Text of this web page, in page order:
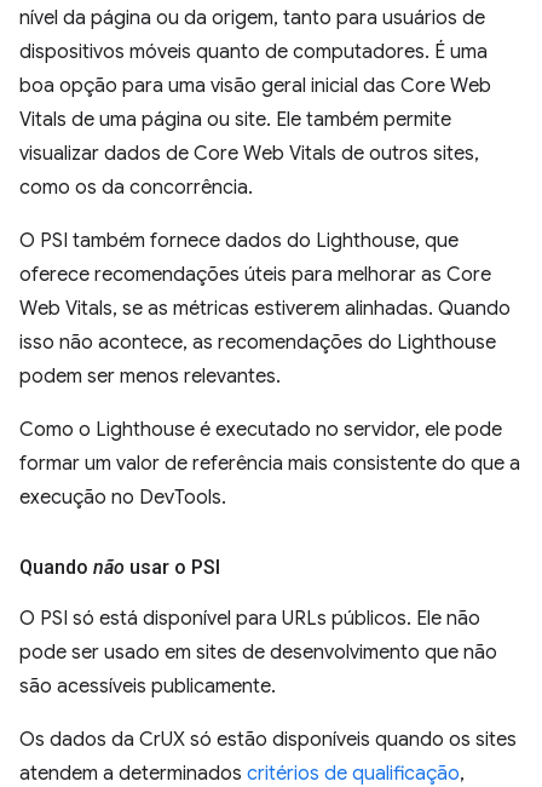
nível da página ou da origem, tanto para usuários de
dispositivos móveis quanto de computadores. É uma
boa opção para uma visão geral inicial das Core Web
Vitals de uma página ou site. Ele também permite
visualizar dados de Core Web Vitals de outros sites,
como os da concorrência.
O PSI também fornece dados do Lighthouse, que
oferece recomendações úteis para melhorar as Core
Web Vitals, se as métricas estiverem alinhadas. Quando
isso não acontece, as recomendações do Lighthouse
podem ser menos relevantes.
Como o Lighthouse é executado no servidor, ele pode
formar um valor de referência mais consistente do que a
execução no DevTools.
Quando não usar o PSI
O PSI só está disponível para URLs públicos. Ele não
pode ser usado em sites de desenvolvimento que não
são acessíveis publicamente.
Os dados da CrUX só estão disponíveis quando os sites
atendem a determinados critérios de qualificação,